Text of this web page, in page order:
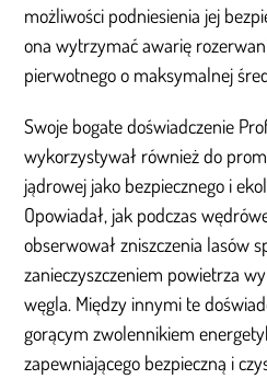
możliwości podniesienia jej
ona wytrzymać awarię
pierwotnego o maksymalnej
Swoje bogate doświadczenie
wykorzystywał również do
jądrowej jako bezpiecznego i
Opowiadał, jak podczas
obserwował zniszczenia lasów
zanieczyszczeniem powietrza
węgla. Między innymi te
gorącym zwolennikiem
zapewniającego bezpieczną i